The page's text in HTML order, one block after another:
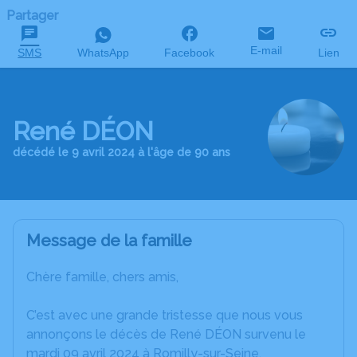
Partager
SMS WhatsApp Facebook E-mail Lien
René DÉON
décédé le 9 avril 2024 à l'âge de 90 ans
Message de la famille
Chère famille, chers amis,
C’est avec une grande tristesse que nous vous
annonçons le décès de René DÉON survenu le
mardi 09 avril 2024 à Romilly-sur-Seine.